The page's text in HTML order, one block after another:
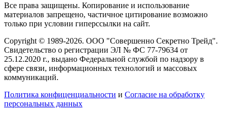
Все права защищены. Копирование и использование
материалов запрещено, частичное цитирование возможно
только при условии гиперссылки на сайт.
Copyright © 1989-2026. ООО "Совершенно Секретно Трейд".
Свидетельство о регистрации ЭЛ № ФС 77-79634 от
25.12.2020 г., выдано Федеральной службой по надзору в
сфере связи, информационных технологий и массовых
коммуникаций.
Политика конфиценциальности и Согласие на обработку
персональных данных